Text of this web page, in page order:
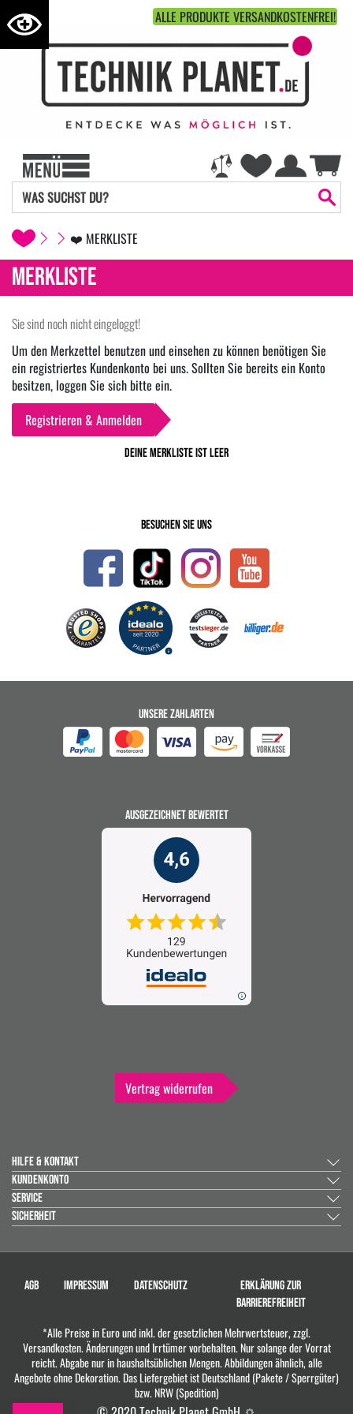
ALLE PRODUKTE VERSANDKOSTENFREI!
❤️ MERKLISTE
MERKLISTE
Sie sind noch nicht eingeloggt!
Um den Merkzettel benutzen und einsehen zu können benötigen Sie
ein registriertes Kundenkonto bei uns. Sollten Sie bereits ein Konto
besitzen, loggen Sie sich bitte ein.
Registrieren & Anmelden
Deine Merkliste ist leer
Besuchen Sie uns
UNSERE ZAHLARTEN
AUSGEZEICHNET BEWERTET
Vertrag widerrufen
HILFE & KONTAKT
KUNDENKONTO
SERVICE
SICHERHEIT
AGB IMPRESSUM DATENSCHUTZ
ERKLÄRUNG ZUR
BARRIEREFREIHEIT
*Alle Preise in Euro und inkl. der gesetzlichen Mehrwertsteuer, zzgl.
Versandkosten. Änderungen und Irrtümer vorbehalten. Nur solange der Vorrat
reicht. Abgabe nur in haushaltsüblichen Mengen. Abbildungen ähnlich, alle
Angebote ohne Dekoration. Das Liefergebiet ist Deutschland (Pakete / Sperrgüter)
bzw. NRW (Spedition)